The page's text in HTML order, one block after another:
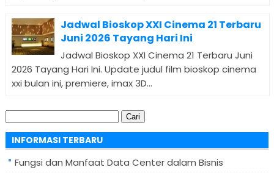
Jadwal Bioskop XXI Cinema 21 Terbaru
Juni 2026 Tayang Hari Ini
Jadwal Bioskop XXI Cinema 21 Terbaru Juni
2026 Tayang Hari Ini. Update judul film bioskop cinema
xxi bulan ini, premiere, imax 3D...
Cari
untuk:
INFORMASI TERBARU
Fungsi dan Manfaat Data Center dalam Bisnis